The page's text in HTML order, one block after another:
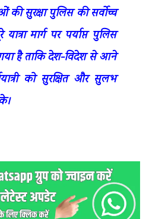
की सुरक्षा पुलिस की सर्वोच्च
मार्ग पर पर्याप्त पुलिस
है ताकि देश-विदेश से आने
को सुरक्षित और सुलभ